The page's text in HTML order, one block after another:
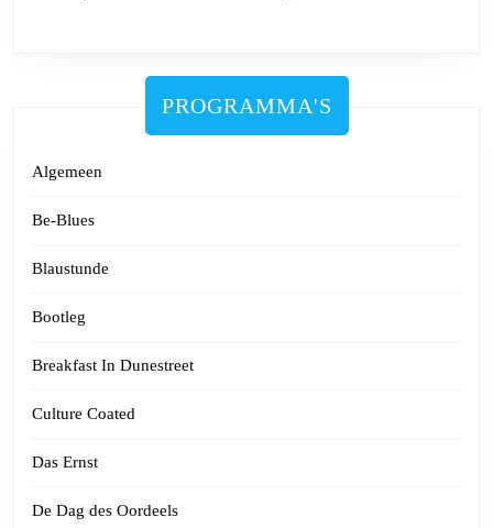
PROGRAMMA'S
Algemeen
Be-Blues
Blaustunde
Bootleg
Breakfast In Dunestreet
Culture Coated
Das Ernst
De Dag des Oordeels